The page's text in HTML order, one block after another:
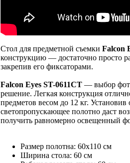
Стол для предметной съемки Falcon
конструкцию — достаточно просто
закрепив его фиксаторами.
Falcon Eyes ST-0611CT — выбор
решение. Легкая конструкция
предметов весом до 12 кг.
светопропускающее полотно даст
получить равномерно освещенный
Размер полотна: 60х110 см
Ширина стола: 60 см